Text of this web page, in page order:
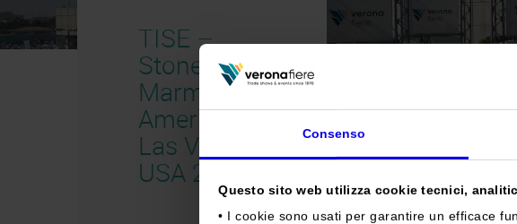
Consenso
Questo sito web utilizza cookie tecnici,
• I cookie sono usati per garantire un efficace
TISE –
Stonexpo
Marmomacc
Americas –
Las Vegas –
USA 2015